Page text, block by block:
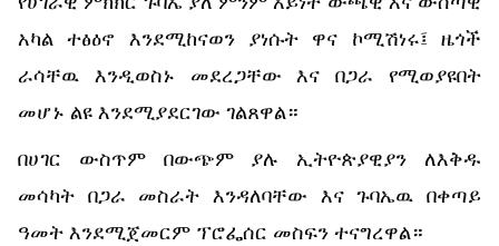
አካል ተፅዕኖ እንደሚከናወን ያነሱት ዋና ኮሚሽነሩ፤ ዜጎች
ራሳቸዉ እንዲወስኑ መደረጋቸው እና በጋራ የሚወያዩበት
መሆኑ ልዩ እንደሚያደርገው ገልጸዋል።
በሀገር ውስጥም በውጭም ያሉ ኢትዮጵያዊያን ለእቅዱ
መሳካት በጋራ መስራት እንዳለባቸው እና ጉባኤዉ በቀጣይ
ዓመት እንደሚጀመርም ፕሮፌሰር መስፍን ተናግረዋል።